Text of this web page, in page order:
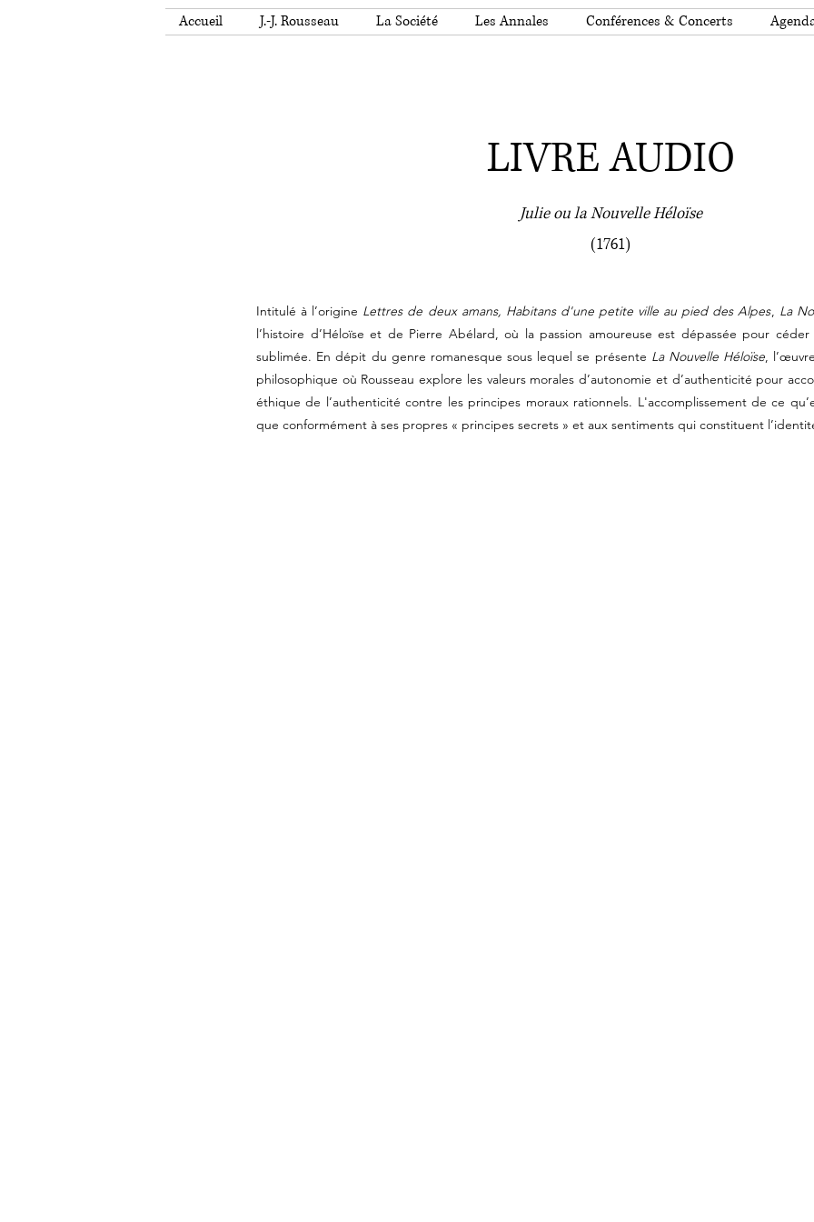
Accueil J.-J. Rousseau La Société Les Annales Conférences & Concerts
LIVRE AUDIO
Julie ou la Nouvelle Héloïse
(1761)
Intitulé à l’origine Lettres de deux amans, Habitans d'une petite ville au pied des Alpes, La
l’histoire d’Héloïse et de Pierre Abélard, où la passion amoureuse est dépassée pour
sublimée. En dépit du genre romanesque sous lequel se présente La Nouvelle Héloïse,
philosophique où Rousseau explore les valeurs morales d’autonomie et d’authenticité pour
éthique de l’authenticité contre les principes moraux rationnels. L'accomplissement de ce
que conformément à ses propres « principes secrets » et aux sentiments qui constituent